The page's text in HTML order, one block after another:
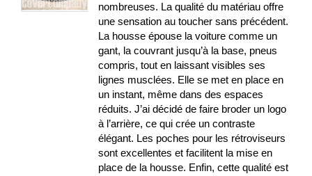
nombreuses. La qualité du matériau offre
une sensation au toucher sans précédent.
La housse épouse la voiture comme un
gant, la couvrant jusqu’à la base, pneus
compris, tout en laissant visibles ses
lignes musclées. Elle se met en place en
un instant, même dans des espaces
réduits. J’ai décidé de faire broder un logo
à l’arrière, ce qui crée un contraste
élégant. Les poches pour les rétroviseurs
sont excellentes et facilitent la mise en
place de la housse. Enfin, cette qualité est